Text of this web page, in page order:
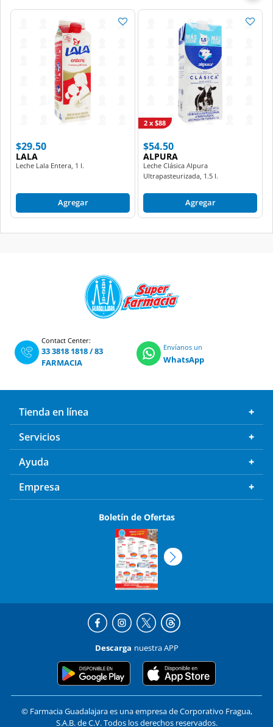
$29.50
LALA
Leche Lala Entera, 1 l.
Agregar
$54.50
ALPURA
Leche Clásica Alpura
Ultrapasteurizada, 1.5 l.
2 x $88
Agregar
Contact Center:
33 3818 1818/83
FARMACIA
Envíanos un
WhatsApp
Tienda en línea
Servicios
Ayuda
Empresa
Boletín de Ofertas
Descarga nuestra APP
© Farmacia Guadalajara es una empresa de Corporativo Fragua,
S.A.B. de C.V. Todos los derechos reservados.